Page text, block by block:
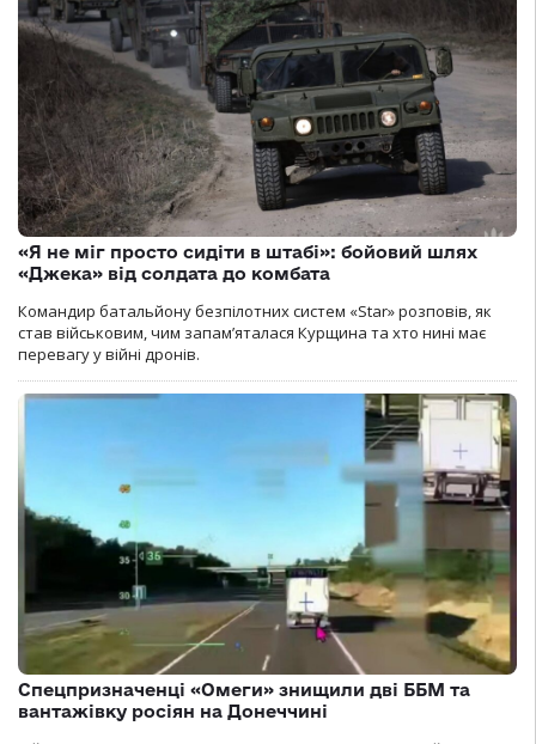
«Я не міг просто сидіти в штабі»: бойовий шлях
«Джека» від солдата до комбата
Командир батальйону безпілотних систем «Star» розповів, як
став військовим, чим запам’яталася Курщина та хто нині має
перевагу у війні дронів.
Спецпризначенці «Омеги» знищили дві ББМ та
вантажівку росіян на Донеччині